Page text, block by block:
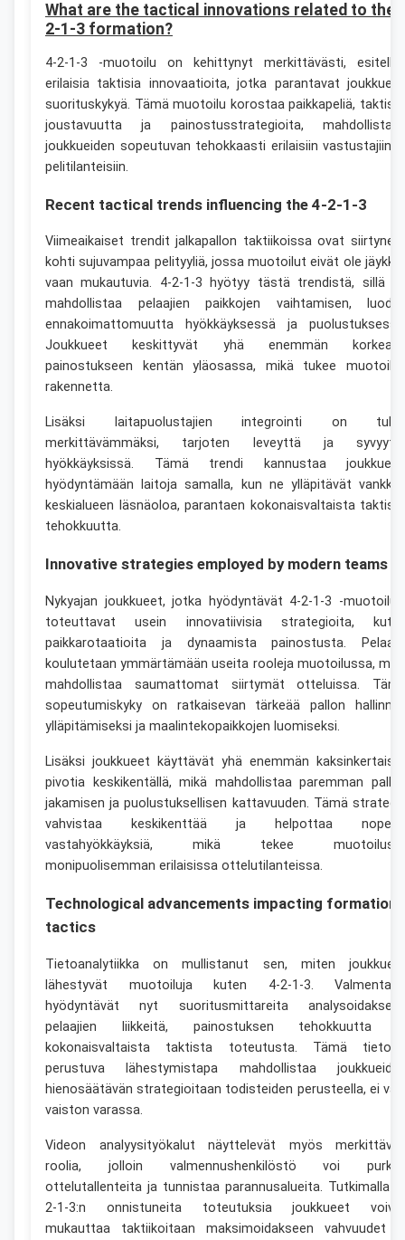
What are the tactical innovations related to the
2-1-3 formation?
4-2-1-3 -muotoilu on kehittynyt merkittävästi,
erilaisia taktisia innovaatioita, jotka parantavat
suorituskykyä. Tämä muotoilu korostaa paikkapeliä,
joustavuutta ja painostusstrategioita,
joukkueiden sopeutuvan tehokkaasti erilaisiin vastustajiin
pelitilanteisiin.
Recent tactical trends influencing the 4-2-1-3
Viimeaikaiset trendit jalkapallon taktiikoissa ovat
kohti sujuvampaa pelityyliä, jossa muotoilut eivät ole
vaan mukautuvia. 4-2-1-3 hyötyy tästä trendistä, sillä
mahdollistaa pelaajien paikkojen vaihtamisen,
ennakoimattomuutta hyökkäyksessä ja
Joukkueet keskittyvät yhä enemmän
painostukseen kentän yläosassa, mikä tukee
rakennetta.
Lisäksi laitapuolustajien integrointi on
merkittävämmäksi, tarjoten leveyttä ja
hyökkäyksissä. Tämä trendi kannustaa
hyödyntämään laitoja samalla, kun ne ylläpitävät
keskialueen läsnäoloa, parantaen kokonaisvaltaista
tehokkuutta.
Innovative strategies employed by modern teams
Nykyajan joukkueet, jotka hyödyntävät 4-2-1-3 -
toteuttavat usein innovatiivisia strategioita,
paikkarotaatioita ja dynaamista painostusta.
koulutetaan ymmärtämään useita rooleja muotoilussa,
mahdollistaa saumattomat siirtymät otteluissa.
sopeutumiskyky on ratkaisevan tärkeää pallon
ylläpitämiseksi ja maalintekopaikkojen luomiseksi.
Lisäksi joukkueet käyttävät yhä enemmän
pivotia keskikentällä, mikä mahdollistaa paremman
jakamisen ja puolustuksellisen kattavuuden. Tämä
vahvistaa keskikenttää ja helpottaa
vastahyökkäyksiä, mikä tekee
monipuolisemman erilaisissa ottelutilanteissa.
Technological advancements impacting formation
tactics
Tietoanalytiikka on mullistanut sen, miten
lähestyvät muotoiluja kuten 4-2-1-3.
hyödyntävät nyt suoritusmittareita
pelaajien liikkeitä, painostuksen tehokkuutta
kokonaisvaltaista taktista toteutusta. Tämä
perustuva lähestymistapa mahdollistaa
hienosäätävän strategioitaan todisteiden perusteella, ei
vaiston varassa.
Videon analyysityökalut näyttelevät myös
roolia, jolloin valmennushenkilöstö voi
ottelutallenteita ja tunnistaa parannusalueita. Tutkimalla
2-1-3:n onnistuneita toteutuksia joukkueet
mukauttaa taktiikoitaan maksimoidakseen vahvuudet